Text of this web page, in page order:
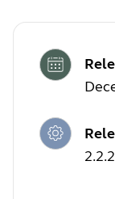
2.2.2